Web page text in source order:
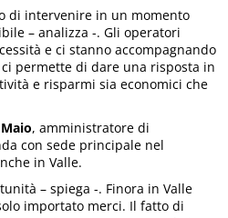
di intervenire in un momento
– analizza -. Gli operatori
e ci stanno accompagnando
permette di dare una risposta in
e risparmi sia economici che
, amministratore di
con sede principale nel
in Valle.
– spiega -. Finora in Valle
importato merci. Il fatto di